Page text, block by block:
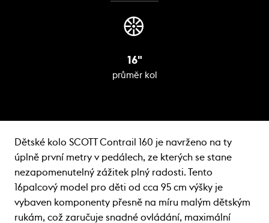
16"
průměr kol
Dětské kolo SCOTT Contrail 160 je navrženo na ty
úplně první metry v pedálech, ze kterých se stane
nezapomenutelný zážitek plný radosti. Tento
16palcový model pro děti od cca 95 cm výšky je
vybaven komponenty přesně na míru malým dětským
rukám, což zaručuje snadné ovládání, maximální